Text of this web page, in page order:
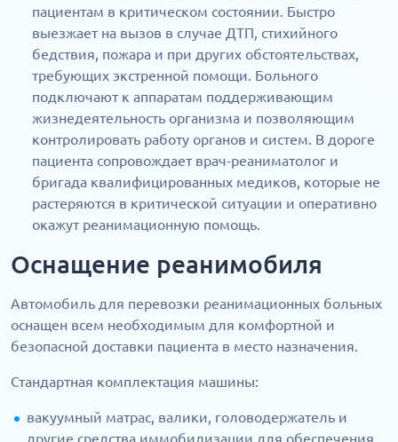
пациентам в критическом состоянии. Быстро
выезжает на вызов в случае ДТП, стихийного
бедствия, пожара и при других обстоятельствах,
требующих экстренной помощи. Больного
подключают к аппаратам поддерживающим
жизнедеятельность организма и позволяющим
контролировать работу органов и систем. В дороге
пациента сопровождает врач-реаниматолог и
бригада квалифицированных медиков, которые не
растеряются в критической ситуации и оперативно
окажут реанимационную помощь.
Оснащение реанимобиля
Автомобиль для перевозки реанимационных больных
оснащен всем необходимым для комфортной и
безопасной доставки пациента в место назначения.
Стандартная комплектация машины:
вакуумный матрас, валики, головодержатель и
другие средства иммобилизации для обеспечения